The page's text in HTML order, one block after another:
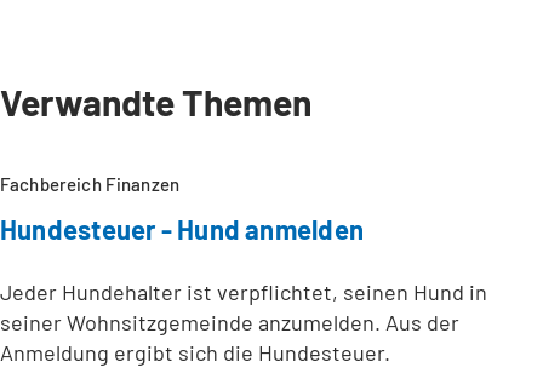
Verwandte Themen
Fachbereich Finanzen
Hundesteuer - Hund anmelden
Jeder Hundehalter ist verpflichtet, seinen Hund in
seiner Wohnsitzgemeinde anzumelden. Aus der
Anmeldung ergibt sich die Hundesteuer.